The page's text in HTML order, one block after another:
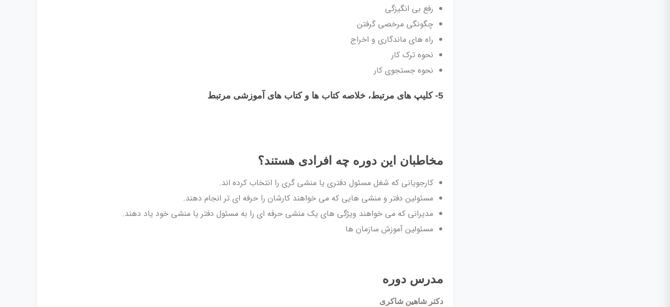
رفع بی انگیزگی
چگونگی مرخصی گرفتن
راه های ماندگاری و اخراج
نحوه ترک کار
نحوه جستجوی کار
5- کلیپ های مرتبط، خلاصه کتاب ها و کتاب های آموزشی مرتبط
مخاطبان این دوره چه افرادی هستند؟
کارجویانی که شغل مسئول دفتری یا منشی گری را انتخاب کرده اند.
مسئولین دفتر و منشی هایی که می خواهند کارشان را حرفه ای تر انجام دهند.
مدیرانی که می خواهند ویژگی های یک منشی حرفه ای را به مسئول دفتر یا منشی خود یاد دهند.
مسئولین آموزش سازمان ها
مدرس دوره
دکتر شاهین شاکری